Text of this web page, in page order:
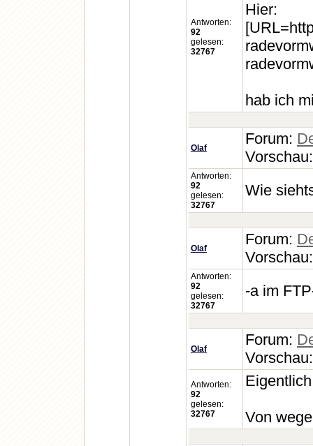
Antworten:
92
gelesen:
32767
Hier:
hab ich
Olaf
Forum:
Antworten:
92
gelesen:
32767
Wie
Olaf
Forum:
Antworten:
92
gelesen:
32767
-a im
Olaf
Forum:
Antworten:
92
gelesen:
32767
Von